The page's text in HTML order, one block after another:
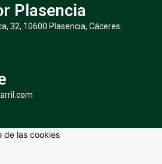
Plasencia
32, 10600 Plasencia, Cáceres
de las cookies